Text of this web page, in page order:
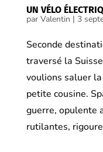
UN VÉLO
par Valentin | 3
Seconde
traversé la
voulions saluer la
petite cousine.
guerre, opulente
rutilantes,